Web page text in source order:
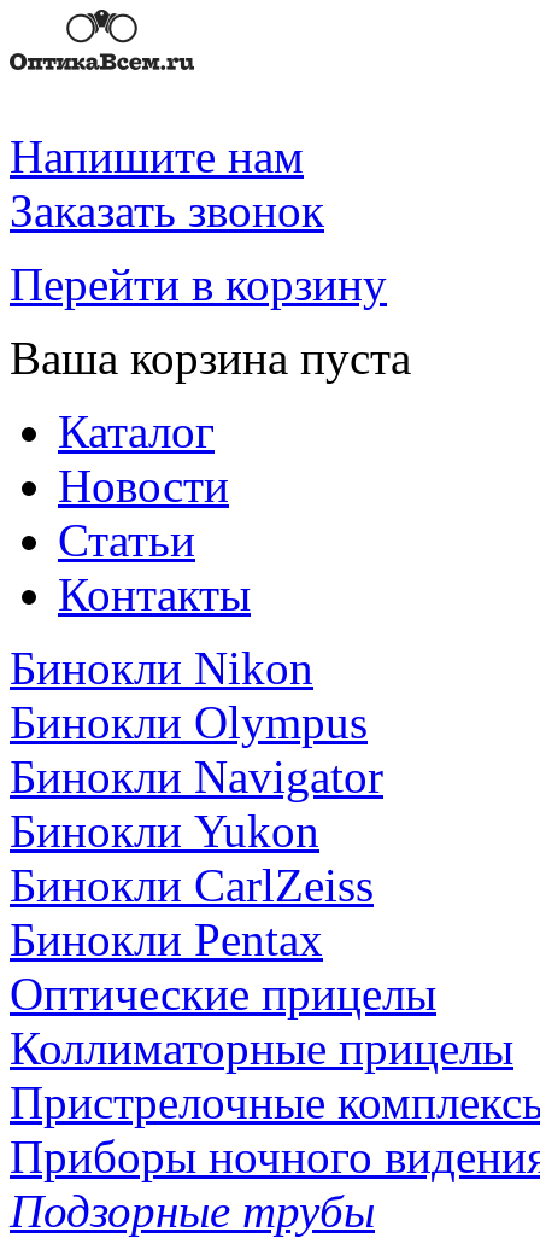
Напишите нам
Заказать звонок
Перейти в корзину
Ваша корзина пуста
Каталог
Новости
Статьи
Контакты
Бинокли Nikon
Бинокли Olympus
Бинокли Navigator
Бинокли Yukon
Бинокли CarlZeiss
Бинокли Pentax
Оптические прицелы
Коллиматорные прицелы
Пристрелочные
Приборы ночного
Подзорные трубы